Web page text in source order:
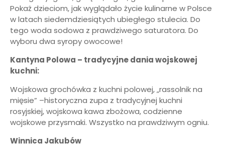
Pokaż dzieciom, jak wyglądało życie kulinarne w Polsce
w latach siedemdziesiątych ubiegłego stulecia. Do
tego woda sodowa z prawdziwego saturatora. Do
wyboru dwa syropy owocowe!
Kantyna Polowa – tradycyjne dania wojskowej
kuchni:
Wojskowa grochówka z kuchni polowej, „rassolnik na
mięsie” –historyczna zupa z tradycyjnej kuchni
rosyjskiej, wojskowa kawa zbożowa, codzienne
wojskowe przysmaki. Wszystko na prawdziwym ogniu.
Winnica Jakubów